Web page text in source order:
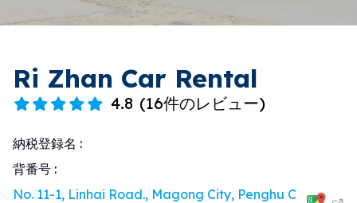
Ri Zhan Car Rental
4.8 (16件のレビュー)
納税登録名 :
背番号 :
No. 11-1, Linhai Road., Magong City, Penghu C